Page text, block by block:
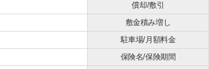
償却/敷引
敷金積み増し
駐車場/月額料金
保険名/保険期間